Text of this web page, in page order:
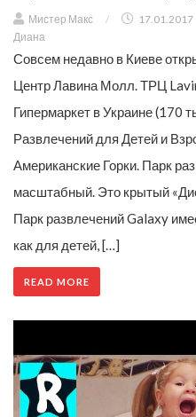
Мистер Макс / 17.01.2017
Диана
Совсем недавно в Киеве
Центр Лавина Молл. ТРЦ
Гипермаркет в Украине (170
Развлечений для Детей и
Американские Горки. Парк
масштабный. Это крытый
Парк развлечений Galaxy
как для детей, […]
READ MORE